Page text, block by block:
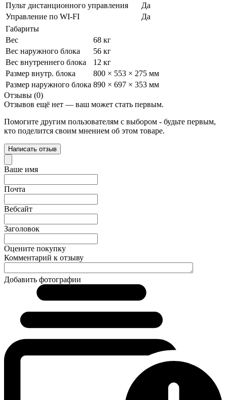
Пульт дистанционного управления
Да
Управление по WI-FI
Да
Габариты
Вес
68 кг
Вес наружного блока
56 кг
Вес внутреннего блока
12 кг
Размер внутр. блока
800 × 553 × 275 мм
Размер наружного блока 890 × 697 × 353 мм
Отзывы (0)
Отзывов ещё нет — ваш может стать первым.
Помогите другим пользователям с выбором - будьте первым,
кто поделится своим мнением об этом товаре.
Написать отзыв
Ваше имя
Почта
Вебсайт
Заголовок
Оцените покупку
Комментарий к отзыву
Добавить фотографии